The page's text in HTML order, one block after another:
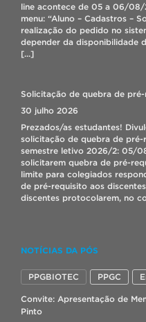
line acontece de 05 a 06/08/
menu: “Aluno – Cadastros –
realização do pedido no
depender da disponibilidade
[...]
Solicitação de quebra de
30 julho 2026
Prezados/as estudantes!
solicitação de quebra de
semestre letivo 2026/2: 05/
solicitarem quebra de pré-
limite para colegiados
de pré-requisito aos
discentes protocolarem, no
23 julho 2026
Os alunos do primeiro
Biotecnologia do CDTec da
julho os “Modelos de Estudo
Biotecnologia”. A atividade
NOTÍCIAS DA PÓS
PPGBIOTEC PPGC
Convite: Apresentação de
Pinto